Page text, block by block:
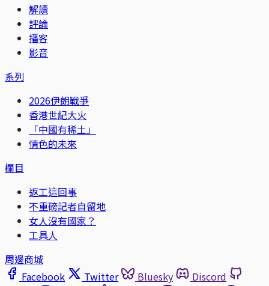
解讀
評論
播客
影音
系列
2026伊朗戰爭
香港世紀大火
「中國有稀土」
情色的未來
欄目
返工這回事
不重磅記者自留地
女人沒有國家？
工具人
周邊商城
Facebook
Twitter Bluesky
Discord